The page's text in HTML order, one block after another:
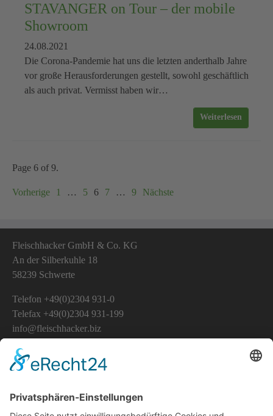
STAVANGER on Tour – der mobile
Showroom
24.08.2021
Die Corona-Pandemie hat uns die letzten anderthalb Jahre
vor große Herausforderungen gestellt, sowohl geschäftlich
als auch privat. Vermisst haben wir…
Weiterlesen
Page 6 of 9.
Vorherige 1 … 5 6 7 … 9 Nächste
Fleischhacker GmbH & Co. KG
An der Silberkuhle 18
58239 Schwerte
Telefon +49(0)2304 931-0
Telefax +49(0)2304 931-199
info
fleischhacker biz
Nutzungsbedingungen
Versand- und Zahlungsbedingungen
Datenschutz